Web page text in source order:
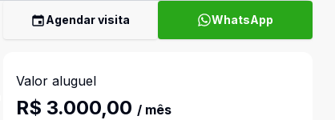
Agendar visita WhatsApp
Valor aluguel
R$ 3.000,00 / mês